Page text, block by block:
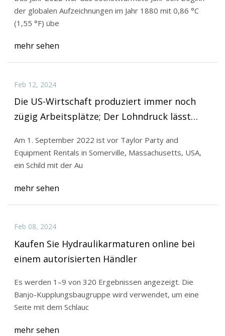
der globalen Aufzeichnungen im Jahr 1880 mit 0,86 °C
(1,55 °F) übe
mehr sehen
Feb 12, 2024
Die US-Wirtschaft produziert immer noch
zügig Arbeitsplätze; Der Lohndruck lässt
Am 1. September 2022 ist vor Taylor Party and
Equipment Rentals in Somerville, Massachusetts, USA,
ein Schild mit der Au
mehr sehen
Feb 08, 2024
Kaufen Sie Hydraulikarmaturen online bei
einem autorisierten Händler
Es werden 1–9 von 320 Ergebnissen angezeigt. Die
Banjo-Kupplungsbaugruppe wird verwendet, um eine
Seite mit dem Schlauc
mehr sehen